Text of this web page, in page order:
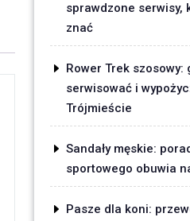
sprawdzone serwisy,
znać
Rower Trek szosowy:
serwisować i
Trójmieście
Sandały męskie:
sportowego obuwia
Pasze dla koni: